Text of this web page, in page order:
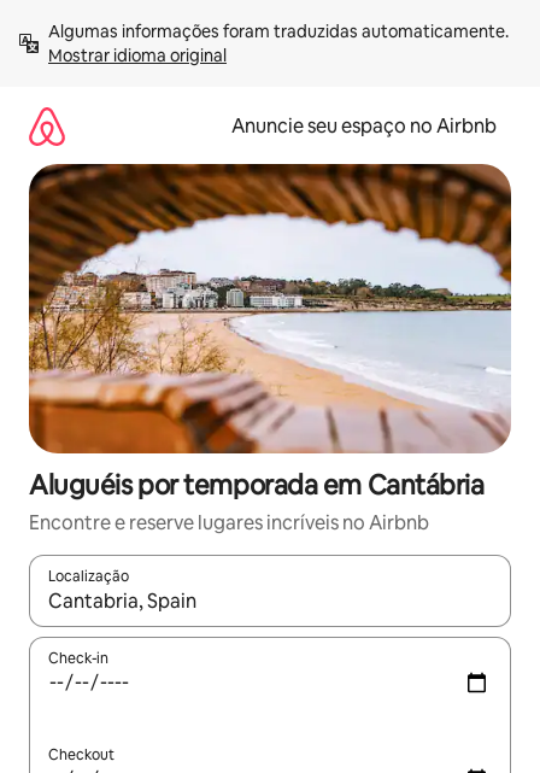
para
Mostrar idioma original
Anuncie seu espaço no Airbnb
Aluguéis por temporada em Cantábria
Encontre e reserve lugares incríveis no Airbnb
Localização
Quando os resultados estiverem disponíveis, explore-os
Check-in
Checkout